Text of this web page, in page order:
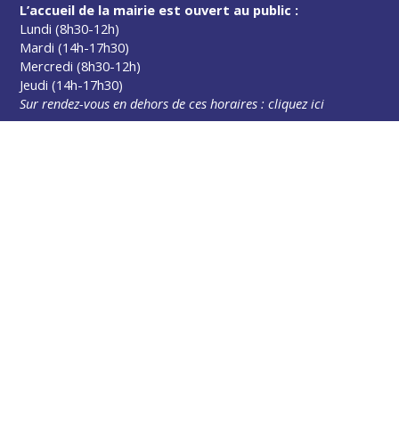
L’accueil de la mairie est ouvert au public :
Lundi (8h30-12h)
Mardi (14h-17h30)
Mercredi (8h30-12h)
Jeudi (14h-17h30)
Sur rendez-vous en dehors de ces horaires :cliquez ici